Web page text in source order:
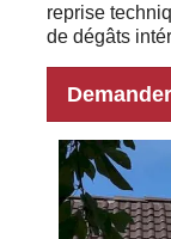
reprise
de dégâts